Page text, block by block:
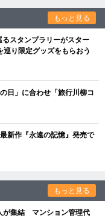
もっと見る
スタンプラリーがスター
り限定グッズをもらおう
日」に合わせ「旅行川柳コ
新作『永遠の記憶』発売で
もっと見る
が集結 マンション管理代